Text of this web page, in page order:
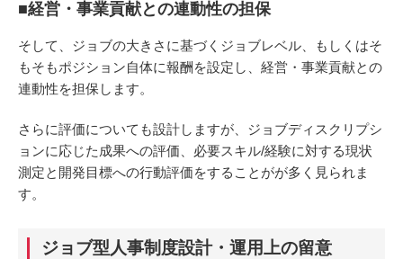
■経営・事業貢献との連動性の担保
そして、ジョブの大きさに基づくジョブレベル、もしくはそ
もそもポジション自体に報酬を設定し、経営・事業貢献との
連動性を担保します。
さらに評価についても設計しますが、ジョブディスクリプシ
ョンに応じた成果への評価、必要スキル/経験に対する現状
測定と開発目標への行動評価をすることがが多く見られま
す。
ジョブ型人事制度設計・運用上の留意